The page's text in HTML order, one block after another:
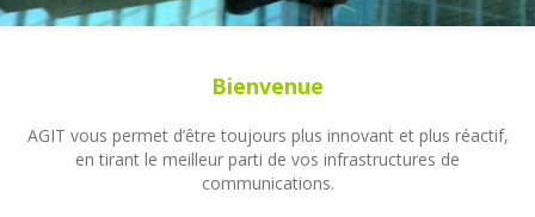
Bienvenue
AGIT vous permet d’être toujours plus innovant et plus réactif,
en tirant le meilleur parti de vos infrastructures de
communications.